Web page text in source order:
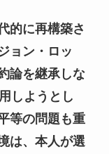
的に再構築さ
ョン・ロッ
論を継承しな
しようとし
等の問題も重
は、本人が選